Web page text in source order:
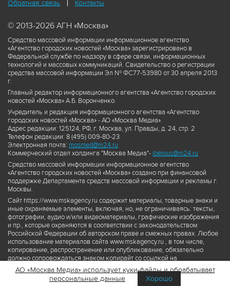
Обратная связь Контакты
© 2013-2026 АГН «Москва»
Средство массовой информации информационное агентство
«Агентство городских новостей «Москва» зарегистрировано в
Федеральной службе по надзору в сфере связи, информационных
технологий и массовых коммуникаций. Свидетельство о регистрации
средства массовой информации Эл № ФС77-53980 от 30 апреля 2013
г.
Главный редактор информационного агентства «Агентство городских
новостей «Москва» А.Б. Воронченко.
Учредитель и редакция информационного агентства «Агентство
городских новостей «Москва» - АО «Москва Медиа».
Адрес редакции: 125124, РФ, г. Москва, ул. Правды, д. 24, стр. 2
Телефон редакции: 8 (495) 009-80-23
Электронная почта: mosmed@m24.ru
Коммерческий отдел холдинга "Москва Медиа"- ibelous@m24.ru
Средство массовой информации информационное агентство
«Агентство городских новостей «Москва» создано при финансовой
поддержке Департамента средств массовой информации и рекламы г.
Москвы.
Сайт https://www.mskagency.ru содержит материалы, товарные знаки и
иные охраняемые элементы, включая, но, не ограничиваясь: тексты,
фотографии, аудио и/или видеоматериалы, графические изображения
и пр., которые охраняются в соответствии с законодательством
Российской Федерации об авторском праве и смежных правах. Любое
использование материалов сайта www.mskagency.ru , в том числе,
копирование, распространение или опубликование, обязательно
должно сопровождаться знаком копирайт со ссылкой на
правообладателя © АО «Москва Медиа», а также гиперссылкой на сайт
www.mskagency.ru как на первоисточник информации. Переработка
материалов сайта www.mskagency.ru не допускается.
АО «Москва Медиа» использует куки-файлы и обрабатывает
персональные данные
Хорошо